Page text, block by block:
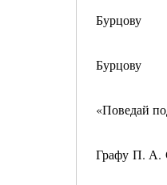
Бурцову
Бурцову
«Поведай
Графу П. А.